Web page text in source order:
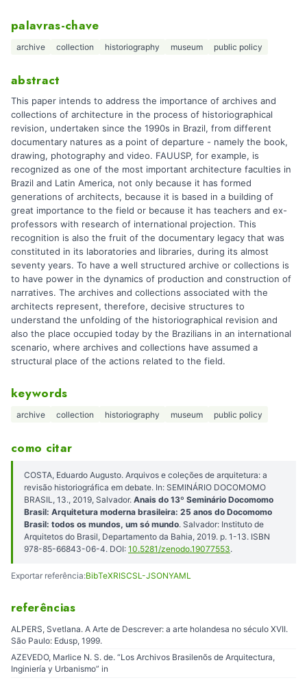
palavras-chave
archive collection historiography museum public policy
abstract
This paper intends to address the importance of archives and
collections of architecture in the process of historiographical
revision, undertaken since the 1990s in Brazil, from different
documentary natures as a point of departure - namely the book,
drawing, photography and video. FAUUSP, for example, is
recognized as one of the most important architecture faculties in
Brazil and Latin America, not only because it has formed
generations of architects, because it is based in a building of
great importance to the field or because it has teachers and ex-
professors with research of international projection. This
recognition is also the fruit of the documentary legacy that was
constituted in its laboratories and libraries, during its almost
seventy years. To have a well structured archive or collections is
to have power in the dynamics of production and construction of
narratives. The archives and collections associated with the
architects represent, therefore, decisive structures to
understand the unfolding of the historiographical revision and
also the place occupied today by the Brazilians in an international
scenario, where archives and collections have assumed a
structural place of the actions related to the field.
keywords
archive collection historiography museum public policy
como citar
COSTA, Eduardo Augusto. Arquivos e coleções de arquitetura: a
revisão historiográfica em debate. In: SEMINÁRIO DOCOMOMO
BRASIL, 13., 2019, Salvador. Anais do 13º Seminário Docomomo
Brasil: Arquitetura moderna brasileira: 25 anos do Docomomo
Brasil: todos os mundos, um só mundo. Salvador: Instituto de
Arquitetos do Brasil, Departamento da Bahia, 2019. p. 1-13. ISBN
978-85-66843-06-4. DOI: 10.5281/zenodo.19077553.
Exportar referência:BibTeXRISCSL-JSONYAML
referências
ALPERS, Svetlana. A Arte de Descrever: a arte holandesa no século XVII.
São Paulo: Edusp, 1999.
AZEVEDO, Marlice N. S. de. “Los Archivos Brasilenõs de Arquitectura,
Inginiería y Urbanismo” in